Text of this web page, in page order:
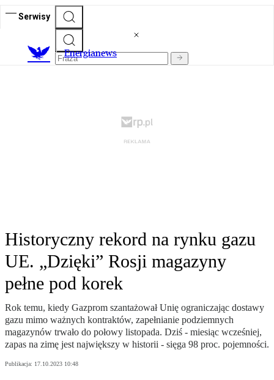
Serwisy
Energianews
Historyczny rekord na rynku gazu
UE. „Dzięki” Rosji magazyny
pełne pod korek
Rok temu, kiedy Gazprom szantażował Unię ograniczając dostawy
gazu mimo ważnych kontraktów, zapełnianie podziemnych
magazynów trwało do połowy listopada. Dziś - miesiąc wcześniej,
zapas na zimę jest największy w historii - sięga 98 proc. pojemności.
Publikacja: 17.10.2023 10:48